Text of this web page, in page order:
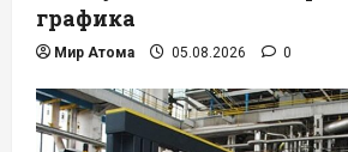
графика
Мир Атома 05.08.2026 0